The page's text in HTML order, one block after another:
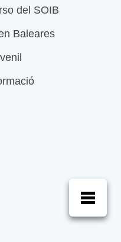
del SOIB
Baleares